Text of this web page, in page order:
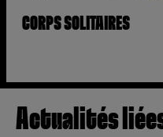
CORPS SOLITAIRES
Actualités